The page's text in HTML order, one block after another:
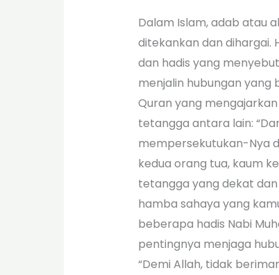
Dalam Islam, adab atau
ditekankan dan
dan hadis yang
menjalin hubungan
Quran yang
tetangga antara lain:
mempersekutukan-Nya
kedua orang tua, kaum
tetangga yang dekat
hamba sahaya yang
beberapa hadis Nabi
pentingnya menjaga
“Demi Allah, tidak